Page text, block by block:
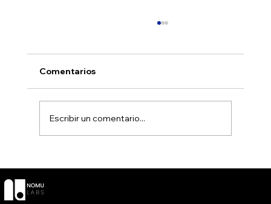
The Nomu Hour 2025 wrapped
Comentarios
Escribir un comentario...